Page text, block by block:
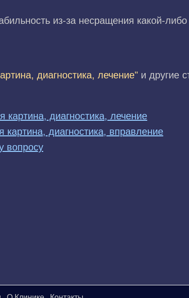
из-за несращения какой-
диагностика, лечение" и другие
картина, диагностика, лечение
картина, диагностика, вправление
вопросу